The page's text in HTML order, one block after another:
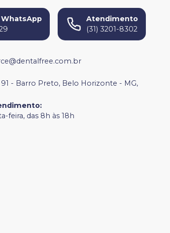
WhatsApp
Atendimento
(31) 3201-8302
91 - Barro Preto, Belo Horizonte - MG,
:
feira, das 8h às 18h